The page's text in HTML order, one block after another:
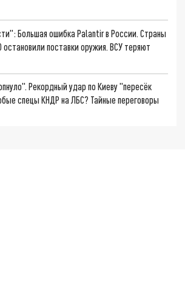
Большая ошибка Palantir в России. Страны
остановили поставки оружия. ВСУ теряют
Рекордный удар по Киеву "пересёк
спецы КНДР на ЛБС? Тайные переговоры